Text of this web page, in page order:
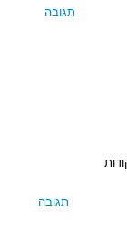
תגובה
תגובה